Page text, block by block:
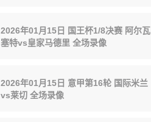
2026年01月15日 国王杯1/8决赛 阿尔瓦
塞特vs皇家马德里 全场录像
2026年01月15日 意甲第16轮 国际米兰
vs莱切 全场录像